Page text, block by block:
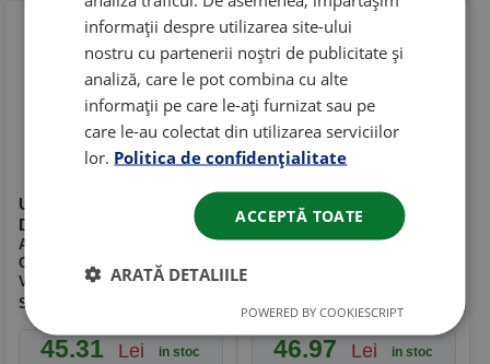
Ulei Shell Helix HX7
DIESEL 10W40 CF 1L
Ambalaj
Categorie
: Ulei de motor
Viscozitate: 10W40
SHELL
45.31 Lei in stoc
Ulei Shell Helix HX7 10W40
1L
Ambalaj: 1L
46.97 Lei in stoc
informații despre utilizarea site-ului
nostru cu partenerii noștri de publicitate și
analiză, care le pot combina cu alte
informații pe care le-ați furnizat sau pe
care le-au colectat din utilizarea serviciilor
lor. Politica de confidențialitate
ACCEPTĂ TOATE
ARATĂ DETALIILE
POWERED BY COOKIESCRIPT